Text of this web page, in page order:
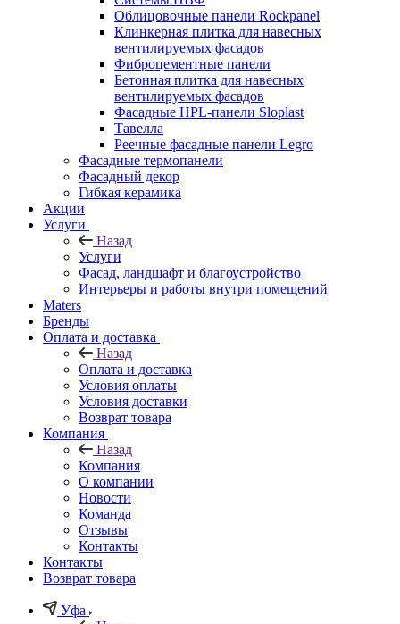
Облицовочные панели Rockpanel
Клинкерная плитка для навесных
вентилируемых фасадов
Фиброцементные панели
Бетонная плитка для навесных
вентилируемых фасадов
Фасадные HPL-панели Sloplast
Тавелла
Реечные фасадные панели Legro
Фасадные термопанели
Фасадный декор
Гибкая керамика
Акции
Услуги
Назад
Услуги
Фасад, ландшафт и благоустройство
Интерьеры и работы внутри помещений
Maters
Бренды
Оплата и доставка
Назад
Оплата и доставка
Условия оплаты
Условия доставки
Возврат товара
Компания
Назад
Компания
О компании
Новости
Команда
Отзывы
Контакты
Контакты
Возврат товара
Уфа